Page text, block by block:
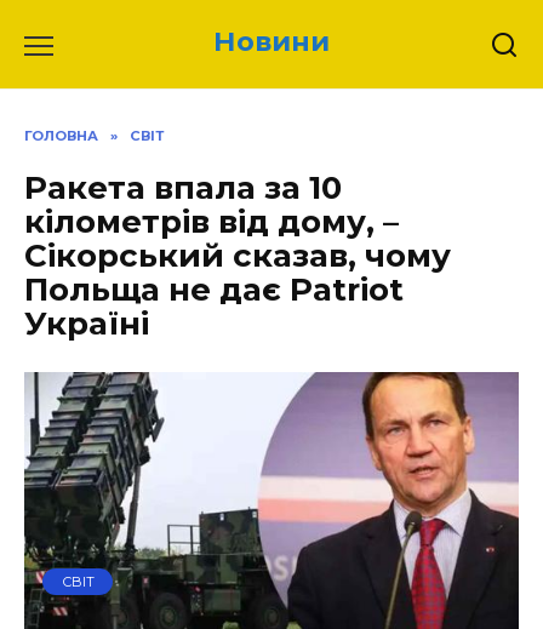
до
Новини
ГОЛОВНА » СВІТ
Ракета впала за 10
кілометрів від дому, –
Сікорський сказав, чому
Польща не дає Patriot
Україні
СВІТ